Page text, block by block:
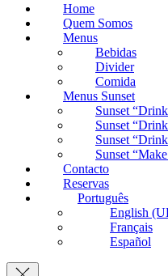
Home
Quem Somos
Menus
Bebidas
Divider
Comida
Menus Sunset
Sunset
Sunset
Sunset
Sunset
Contacto
Reservas
Português
English
Français
Español